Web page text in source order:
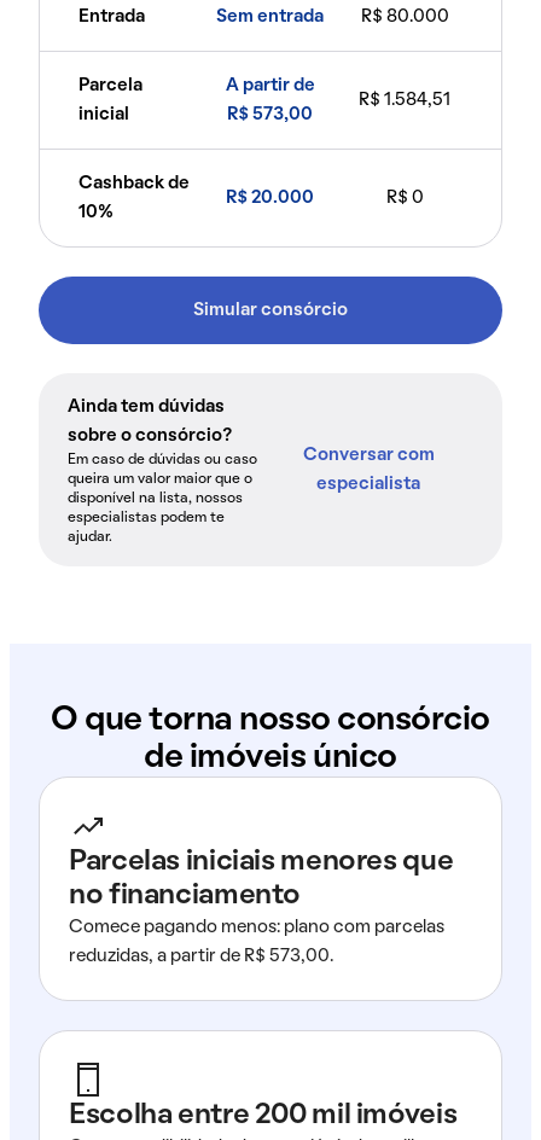
Entrada Sem entrada R$ 80.000
Parcela
inicial
A partir de
R$ 573,00
R$ 1.584,51
Cashback de
10%
R$ 20.000 R$ 0
Simular consórcio
Ainda tem dúvidas
sobre o consórcio?
Em caso de dúvidas ou caso
queira um valor maior que o
disponível na lista, nossos
especialistas podem te
ajudar.
Conversar com
especialista
O que torna nosso consórcio
de imóveis único
Parcelas iniciais menores que
no financiamento
Comece pagando menos: plano com parcelas
reduzidas, a partir de R$ 573,00.
Escolha entre 200 mil imóveis